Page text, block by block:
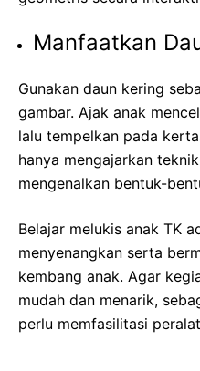
Manfaatkan
Gunakan daun kering
gambar. Ajak anak
lalu tempelkan pada
hanya mengajarkan
mengenalkan bentuk-
Belajar melukis anak TK
menyenangkan serta
kembang anak. Agar
mudah dan menarik,
perlu memfasilitasi